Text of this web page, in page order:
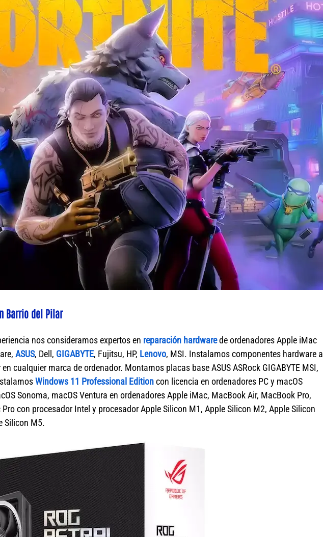
Barrio del Pilar
nos consideramos expertos en reparación hardwarede ordenadores Apple iMac
ASUS, Dell, GIGABYTE, Fujitsu, HP, Lenovo, MSI. Instalamos componentes hardware a
cualquier marca de ordenador. Montamos placas base ASUS ASRock GIGABYTE MSI,
Windows 11 Professional Editioncon licencia en ordenadores PC y macOS
Sonoma, macOS Ventura en ordenadores Apple iMac, MacBook Air, MacBook Pro,
con procesador Intel y procesador Apple Silicon M1, Apple Silicon M2, Apple Silicon
Silicon M5.